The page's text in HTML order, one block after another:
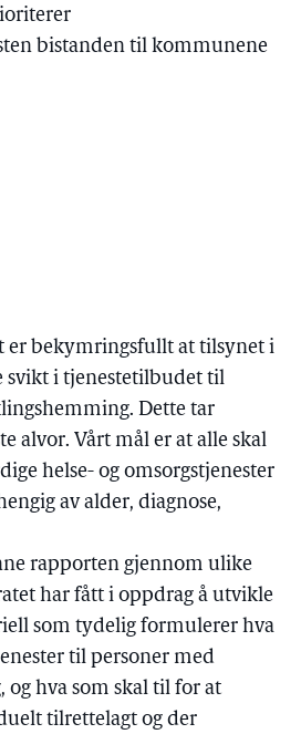
bistanden til kommunene
er bekymringsfullt at tilsynet i
svikt i tjenestetilbudet til
Dette tar
alvor. Vårt mål er at alle skal
helse- og omsorgstjenester
av alder, diagnose,
rapporten gjennom ulike
har fått i oppdrag å utvikle
som tydelig formulerer hva
til personer med
hva som skal til for at
tilrettelagt og der